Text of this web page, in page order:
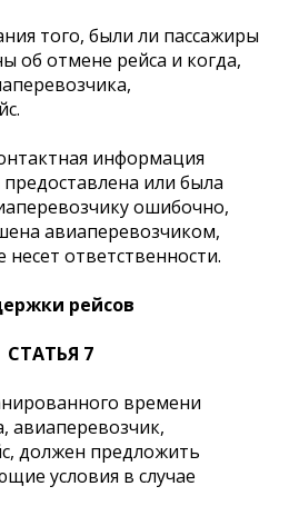
того, были ли пассажиры
об отмене рейса и когда,
информация
или была
ошибочно,
авиаперевозчиком,
ответственности.
рейсов
СТАТЬЯ 7
времени
авиаперевозчик,
должен предложить
условия в случае